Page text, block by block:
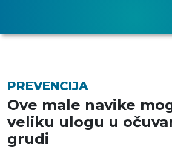
PREVENCIJA
Ove male navike
veliku ulogu u
grudi